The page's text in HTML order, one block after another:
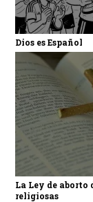
Dios es Español
La Ley de
religiosas